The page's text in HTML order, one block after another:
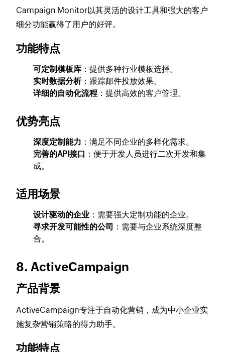
Campaign Monitor以其灵活的设计工具和强大的客户
细分功能赢得了用户的好评。
功能特点
可定制模板库 ：提供多种行业模板选择。
实时数据分析：跟踪邮件投放效果。
详细的自动化流程 ：提供高效的客户管理。
优势亮点
深度定制能力 ：满足不同企业的多样化需求。
完善的API接口 ：便于开发人员进行二次开发和集
成。
适用场景
设计驱动的企业 ：需要强大定制功能的企业。
寻求开发可能性的公司 ：需要与企业系统深度整
合。
8. ActiveCampaign
产品背景
ActiveCampaign专注于自动化营销，成为中小企业实
施复杂营销策略的得力助手。
功能特点